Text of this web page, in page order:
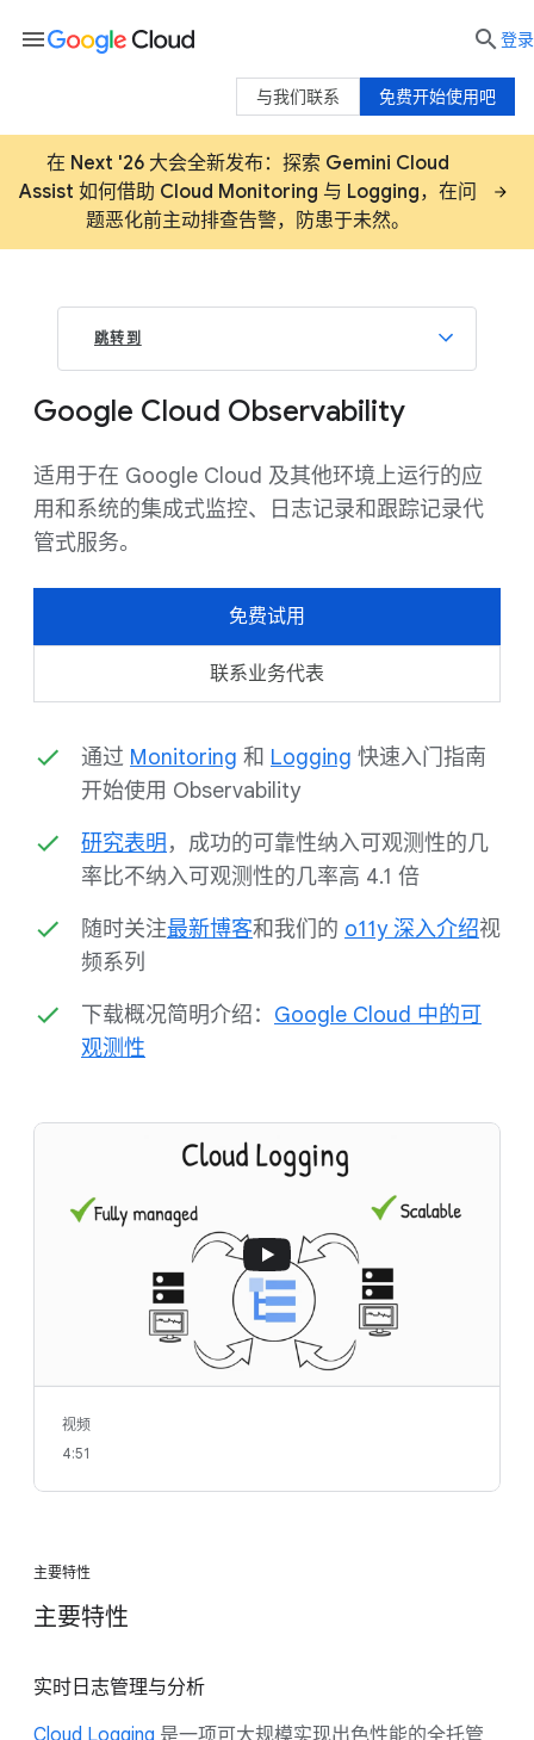
在 Next '26 大会全新发布：探索 Gemini Cloud
Assist 如何借助 Cloud Monitoring 与 Logging，在问
题恶化前主动排查告警，防患于未然。
跳转到
Google Cloud Observability
适用于在 Google Cloud 及其他环境上运行的应
用和系统的集成式监控、日志记录和跟踪记录代
管式服务。
免费试用
联系业务代表
通过 Monitoring 和 Logging 快速入门指南
开始使用 Observability
研究表明 ，成功的可靠性纳入可观测性的几
率比不纳入可观测性的几率高 4.1 倍
随时关注最新博客和我们的 o11y 深入介绍视
频系列
下载概况简明介绍： Google Cloud 中的可
观测性
视频
4:51
主要特性
主要特性
实时日志管理与分析
menu  登录
免费开始使用吧
与我们联系